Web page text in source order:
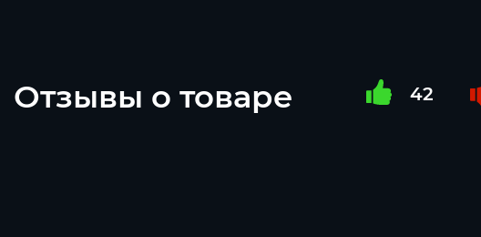
Отзывы о товаре 42